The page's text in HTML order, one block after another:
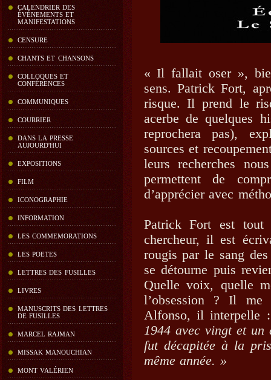
CALENDRIER DES
ÉVÉNEMENTS ET
MANIFESTATIONS
CENSURE
CHANTS ET CHANSONS
COLLOQUES ET
CONFÉRENCES
COMMUNIQUES
COURRIER
DANS LA PRESSE
AUJOURD'HUI
EXPOSITIONS
FILM
ICONOGRAPHIE
INFORMATION
LES COMMEMORATIONS
LES POETES
LETTRES DES FUSILLES
LIVRES
MANUSCRITS DES LETTRES
DE FUSILLES
MARCEL RAJMAN
MISSAK MANOUCHIAN
MONT VALÉRIEN
« Il fallait oser »,
sens. Patrick Fort,
risque. Il prend le
acerbe de quelques
reprochera pas),
sources et
leurs recherches
permettent de
d’apprécier avec
Patrick Fort est
chercheur, il est
rougis par le sang
se détourne puis
Quelle voix, quelle
l’obsession ? Il
Alfonso, il
1944 avec vingt et un
fut décapitée à la
même année. »